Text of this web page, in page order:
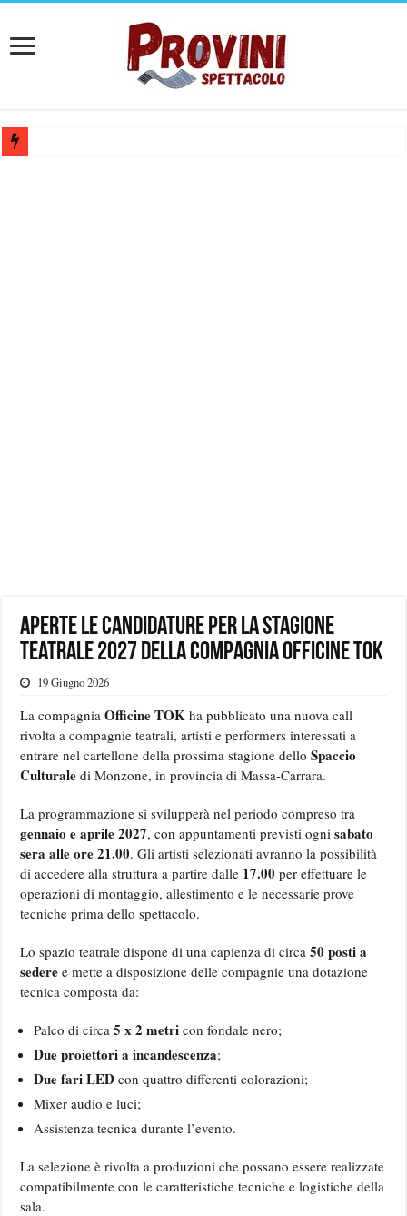
Aperte le candidature per la stagione
teatrale 2027 della Compagnia Officine Tok
19 Giugno 2026
La compagniaOfficine TOK ha pubblicato una nuova call
rivolta a compagnie teatrali, artisti e performers interessati a
entrare nel cartellone della prossima stagione delloSpaccio
Culturale di Monzone, in provincia di Massa-Carrara.
La programmazione si svilupperà nel periodo compreso tra
gennaio e aprile 2027, con appuntamenti previsti ognisabato
sera alle ore 21.00. Gli artisti selezionati avranno la possibilità
di accedere alla struttura a partire dalle 17.00 per effettuare le
operazioni di montaggio, allestimento e le necessarie prove
tecniche prima dello spettacolo.
Lo spazio teatrale dispone di una capienza di circa50 posti a
sedere e mette a disposizione delle compagnie una dotazione
tecnica composta da:
Palco di circa5 x 2 metri con fondale nero;
Due proiettori a incandescenza;
Due fari LED con quattro differenti colorazioni;
Mixer audio e luci;
Assistenza tecnica durante l’evento.
La selezione è rivolta a produzioni che possano essere realizzate
compatibilmente con le caratteristiche tecniche e logistiche della
sala.